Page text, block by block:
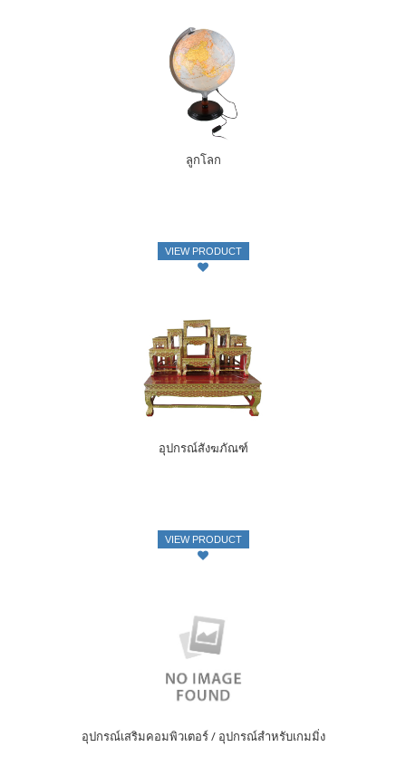
ลูกโลก
VIEW PRODUCT
อุปกรณ์สังฆภัณฑ์
VIEW PRODUCT
อุปกรณ์เสริมคอมพิวเตอร์ / อุปกรณ์สำหรับเกมมิ่ง